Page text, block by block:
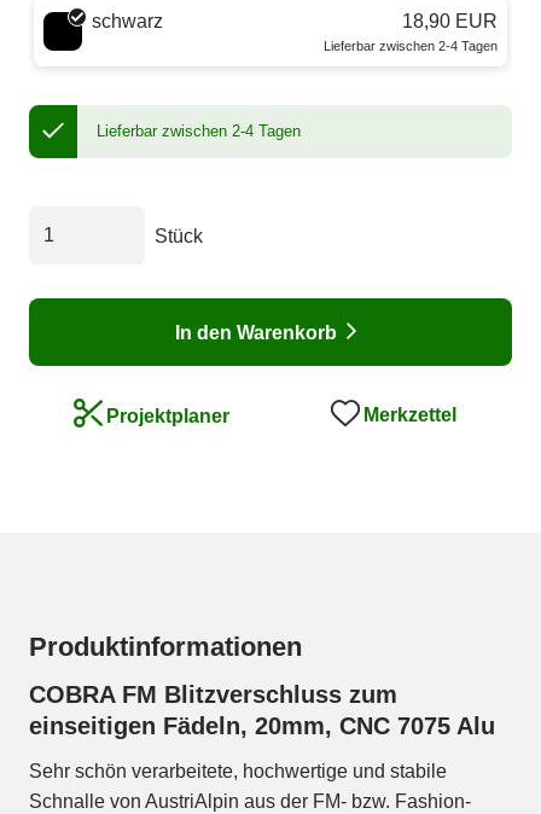
Wähle eine Farbe
schwarz 18,90 EUR
Lieferbar zwischen 2-4 Tagen
Lieferbar zwischen 2-4 Tagen
Stück
In den Warenkorb
Projektplaner Merkzettel
Produktinformationen
COBRA FM Blitzverschluss zum
einseitigen Fädeln, 20mm, CNC 7075 Alu
Sehr schön verarbeitete, hochwertige und stabile
Schnalle von AustriAlpin aus der FM- bzw. Fashion-